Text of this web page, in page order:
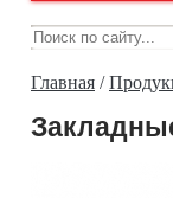
Главная /